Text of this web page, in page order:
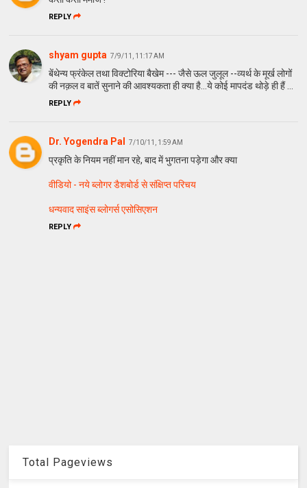
REPLY
shyam gupta 7/9/11, 11:17 AM
बेंथेन्य फ्रंकेल तथा विक्टोरिया बैखेम --- जैसे ऊल जुलूल --व्यर्थ के मूर्ख लोगों
की नक़ल व बातें सुनाने की आवश्यकता ही क्या है...ये कोई मापदंड थोड़े ही हैं ...
REPLY
Dr. Yogendra Pal 7/10/11, 1:59 AM
प्रकृति के नियम नहीं मान रहे, बाद में भुगतना पड़ेगा और क्या
वीडियो - नये ब्लोगर डैशबोर्ड से संक्षिप्त परिचय
धन्यवाद साइंस ब्लोगर्स एसोसिएशन
REPLY
Total Pageviews